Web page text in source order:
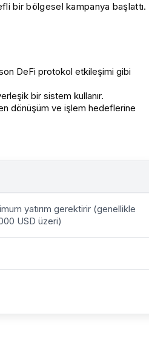
bir bölgesel kampanya başlattı.
DeFi protokol etkileşimi gibi
bir sistem kullanır.
dönüşüm ve işlem hedeflerine
yatırım gerektirir (genellikle
USD üzeri)